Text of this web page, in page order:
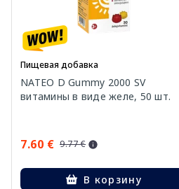
Пищевая добавка
NATEO D Gummy 2000 SV
витамины в виде желе, 50 шт.
7.60 € 9.77 €
В корзину